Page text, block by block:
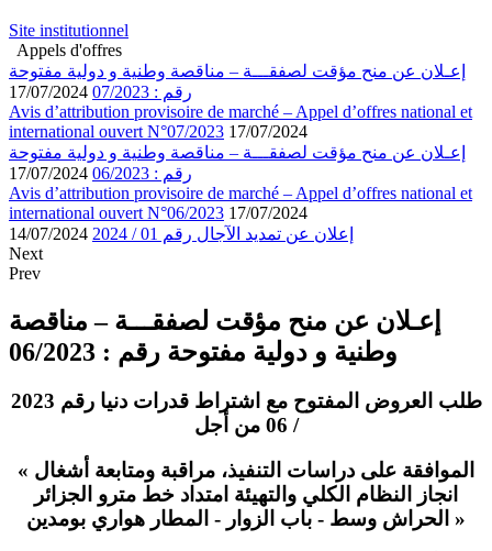
Site institutionnel
Appels d'offres
إعـلان عن منح مؤقت لصفقـــة – مناقصة وطنية و دولية مفتوحة
رقم : 07/2023
17/07/2024
Avis d’attribution provisoire de marché – Appel d’offres national et
international ouvert N°07/2023 17/07/2024
إعـلان عن منح مؤقت لصفقـــة – مناقصة وطنية و دولية مفتوحة
رقم : 06/2023
17/07/2024
Avis d’attribution provisoire de marché – Appel d’offres national et
international ouvert N°06/2023 17/07/2024
إعلان عن تمديد الآجال رقم 01 / 2024
14/07/2024
Next
Prev
إعـلان عن منح مؤقت لصفقـــة – مناقصة
وطنية و دولية مفتوحة رقم : 06/2023
طلب العروض المفتوح مع اشتراط قدرات دنيا رقم 2023
/ 06 من أجل
« الموافقة على دراسات التنفيذ، مراقبة ومتابعة أشغال
انجاز النظام الكلي والتهيئة امتداد خط مترو الجزائر
الحراش وسط - باب الزوار - المطار هواري بومدين »